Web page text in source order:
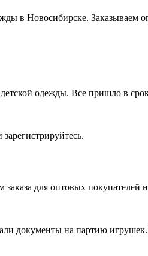
в Новосибирске. Заказываем
одежды. Все пришло в
зарегистрируйтесь.
для оптовых покупателей
документы на партию игрушек.